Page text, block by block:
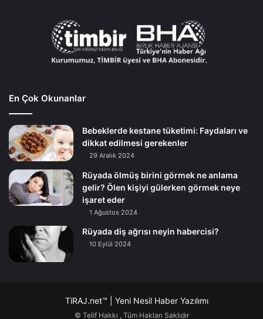
En Çok Okunanlar
Bebeklerde kestane tüketimi: Faydaları ve
dikkat edilmesi gerekenler
29 Aralık 2024
Rüyada ölmüş birini görmek ne anlama
gelir? Ölen kişiyi gülerken görmek neye
işaret eder
1 Ağustos 2024
Rüyada diş ağrısı neyin habercisi?
10 Eylül 2024
TiRAJ.net™ | Yeni Nesil Haber Yazılımı
© Telif Hakkı , Tüm Hakları Saklıdır